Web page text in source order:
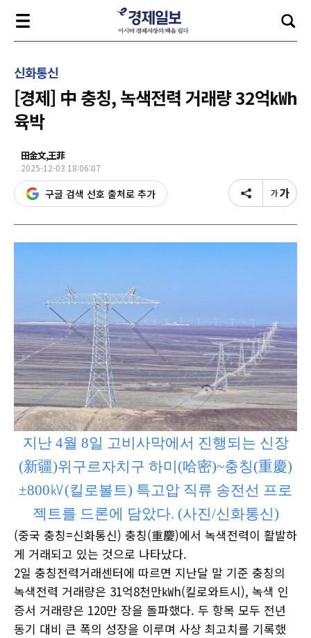
신화통신
[경제] 中 충칭, 녹색전력 거래량 32억㎾h
육박
田金文,王菲
2025-12-03 18:06:07
구글 검색 선호 출처로 추가
지난 4월 8일 고비사막에서 진행되는 신장
(新疆)위구르자치구 하미(哈密)~충칭(重慶)
±800㎸(킬로볼트) 특고압 직류 송전선 프로
젝트를 드론에 담았다. (사진/신화통신)
(중국 충칭=신화통신) 충칭(重慶)에서 녹색전력이 활발하
게 거래되고 있는 것으로 나타났다.
2일 충칭전력거래센터에 따르면 지난달 말 기준 충칭의
녹색전력 거래량은 31억8천만㎾h(킬로와트시), 녹색 인
증서 거래량은 120만 장을 돌파했다. 두 항목 모두 전년
동기 대비 큰 폭의 성장을 이루며 사상 최고치를 기록했